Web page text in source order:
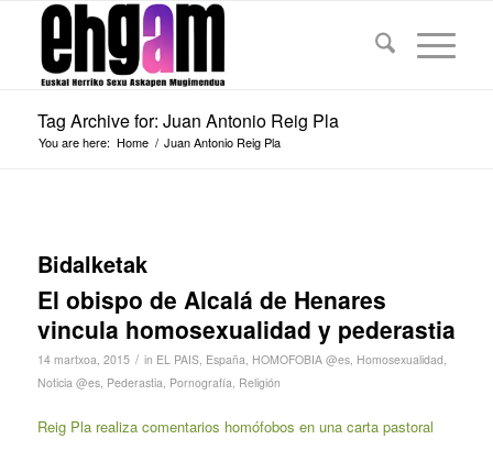
Tag Archive for: Juan Antonio Reig Pla
You are here: Home / Juan Antonio Reig Pla
Bidalketak
El obispo de Alcalá de Henares
vincula homosexualidad y pederastia
14 martxoa, 2015 / in EL PAIS, España, HOMOFOBIA @es, Homosexualidad,
Noticia @es, Pederastia, Pornografía, Religión
Reig Pla realiza comentarios homófobos en una carta pastoral